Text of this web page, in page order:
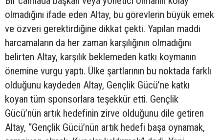
olmadığını ifade eden Altay, bu görevlerin büyük emek
ve özveri gerektirdiğine dikkat çekti. Yapılan maddi
harcamaların da her zaman karşılığının olmadığını
belirten Altay, karşılık beklemeden katkı koymanın
önemine vurgu yaptı. Ülke şartlarının bu noktada farklı
olduğunu kaydeden Altay, Gençlik Gücü’ne katkı
koyan tüm sponsorlara teşekkür etti. Gençlik
Gücü’nün artık hedefinin zirve olduğunu dile getiren
Altay, “Gençlik Gücü’nün artık hedefi başa oynamak,